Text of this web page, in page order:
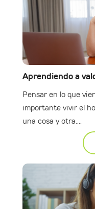
Aprendiendo a
Pensar en lo que
importante vivir el
una cosa y otra....